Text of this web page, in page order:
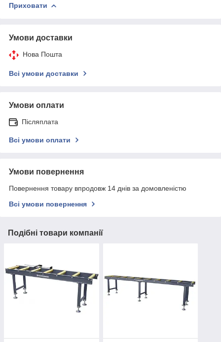
Приховати
Умови доставки
Нова Пошта
Всі умови доставки
Умови оплати
Післяплата
Всі умови оплати
Умови повернення
Повернення товару впродовж 14 днів за домовленістю
Всі умови повернення
Подібні товари компанії